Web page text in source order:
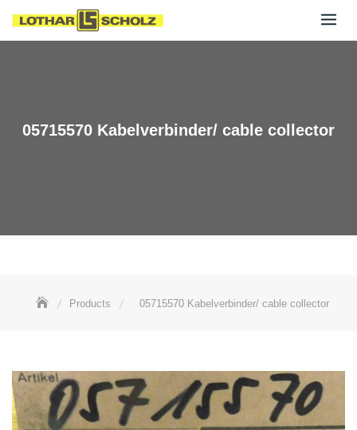
05715570 Kabelverbinder/ cable collector
Products 05715570 Kabelverbinder/ cable collector